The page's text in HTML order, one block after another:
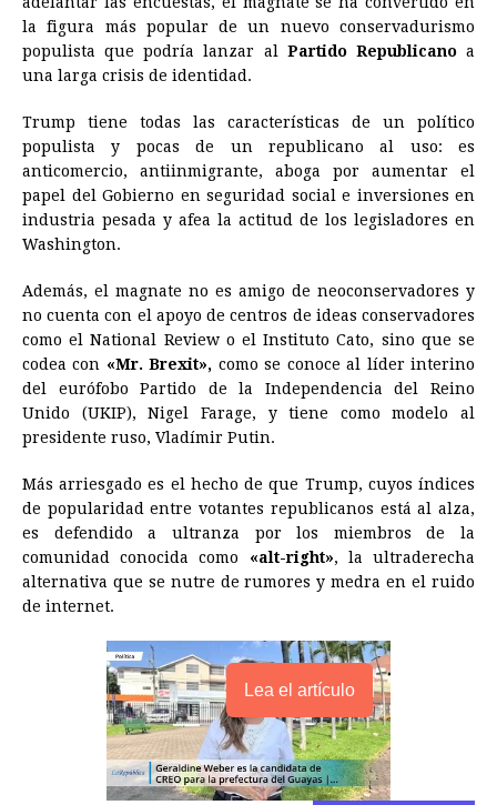
b
o
k
e
n
e
s
A
p
a
d
r
s
e
d
n
l
t
L
i
k
la figura más popular de un nuevo conservadurismo
populista que podría lanzar al Partido Republicanoa
una larga crisis de identidad.
Trump tiene todas las características de un político
populista y pocas de un republicano al uso: es
anticomercio, antiinmigrante, aboga por aumentar el
papel del Gobierno en seguridad social e inversiones en
industria pesada y afea la actitud de los legisladores en
Washington.
Además, el magnate no es amigo de neoconservadores y
no cuenta con el apoyo de centros de ideas conservadores
como el National Review o el Instituto Cato, sino que se
codea con «Mr. Brexit», como se conoce al líder interino
del eurófobo Partido de la Independencia del Reino
Unido (UKIP), Nigel Farage, y tiene como modelo al
presidente ruso, Vladímir Putin.
Más arriesgado es el hecho de que Trump, cuyos índices
de popularidad entre votantes republicanos está al alza,
es defendido a ultranza por los miembros de la
comunidad conocida como «alt-right», la ultraderecha
alternativa que se nutre de rumores y medra en el ruido
de internet.
Lea el artículo